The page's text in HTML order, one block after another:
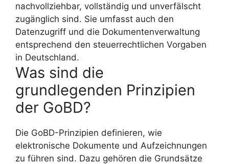
nachvollziehbar, vollständig und unverfälscht
zugänglich sind. Sie umfasst auch den
Datenzugriff und die Dokumentenverwaltung
entsprechend den steuerrechtlichen Vorgaben
in Deutschland.
Was sind die
grundlegenden Prinzipien
der GoBD?
Die GoBD-Prinzipien definieren, wie
elektronische Dokumente und Aufzeichnungen
zu führen sind. Dazu gehören die Grundsätze